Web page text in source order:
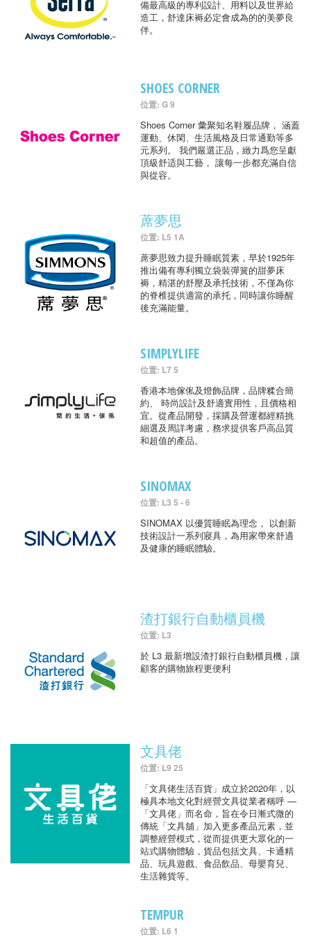
備最高級的專利設計、用料以及世界給
造工，舒達床褥必定會成為的的美夢良
伴。
SHOES CORNER
位置: G 9
Shoes Corner 彙聚知名鞋履品牌， 涵蓋
運動、休閑、生活風格及日常通勤等多
元系列。 我們嚴選正品，緻力爲您呈獻
頂級舒适與工藝， 讓每一步都充滿自信
與從容。
蓆夢思
位置: L5 1A
蓆夢思致力提升睡眠質素，早於1925年
推出備有專利獨立袋裝彈簧的甜夢床
褥，精湛的舒壓及承托技術，不僅為你
的脊椎提供適當的承托，同時讓你睡醒
後充滿能量。
SIMPLYLIFE
位置: L7 5
香港本地傢俬及燈飾品牌，品牌糅合簡
約、 時尚設計及舒適實用性，且價格相
宜。從產品開發，採購及營運都經精挑
細選及周詳考慮，務求提供客戶高品質
和超值的產品。
SINOMAX
位置: L3 5 - 6
SINOMAX 以優質睡眠為理念， 以創新
技術設計一系列寢具，為用家帶來舒適
及健康的睡眠體驗。
渣打銀行自動櫃員機
位置: L3
於 L3 最新增設渣打銀行自動櫃員機，讓
顧客的購物旅程更便利
文具佬
位置: L9 25
「文具佬生活百貨」成立於2020年，以
極具本地文化對經營文具從業者稱呼 —
「文具佬」而名命，旨在令日漸式微的
傳統「文具舖」加入更多產品元素，並
調整經營模式，從而提供更大眾化的一
站式購物體驗，貨品包括文具、卡通精
品、玩具遊戲、食品飲品、母嬰育兒、
生活雜貨等。
TEMPUR
位置: L6 1